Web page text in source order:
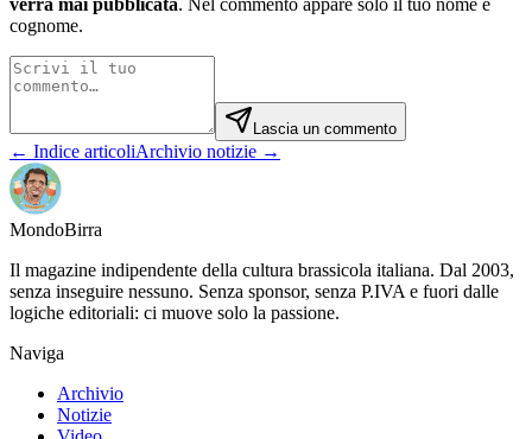
verrà mai pubblicata. Nel commento appare solo il tuo nome e
cognome.
Lascia un commento
← Indice articoliArchivio notizie →
MondoBirra
Il magazine indipendente della cultura brassicola italiana. Dal 2003,
senza inseguire nessuno. Senza sponsor, senza P.IVA e fuori dalle
logiche editoriali: ci muove solo la passione.
Naviga
Archivio
Notizie